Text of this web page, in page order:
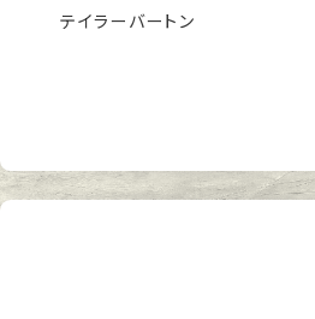
テイラーバートン